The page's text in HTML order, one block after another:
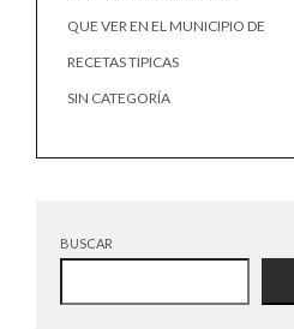
QUE VER EN EL MUNICIPIO DE
RECETAS TIPICAS
SIN CATEGORÍA
BUSCAR